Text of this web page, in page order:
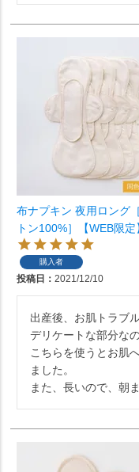
布ナプキン 夜用ロング
トン100%］【WEB限定
購入者
投稿日 2021/12/10
出産後、お肌トラブ
デリケートな部分な
こちらを使うとお肌
ました。
また、長いので、朝